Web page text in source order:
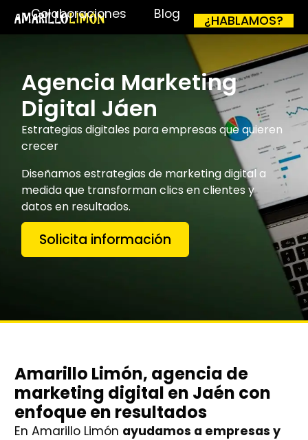
Colaboraciones Blog ¿HABLAMOS?
Agencia Marketing
Digital Jáen
Estrategias digitales para empresas que quieren
crecer
Diseñamos estrategias de marketing digital a
medida que transforman clics en clientes y
datos en resultados.
Solicita información
Amarillo Limón, agencia de
marketing digital en Jaén con
enfoque en resultados
En Amarillo Limón ayudamos a empresas y